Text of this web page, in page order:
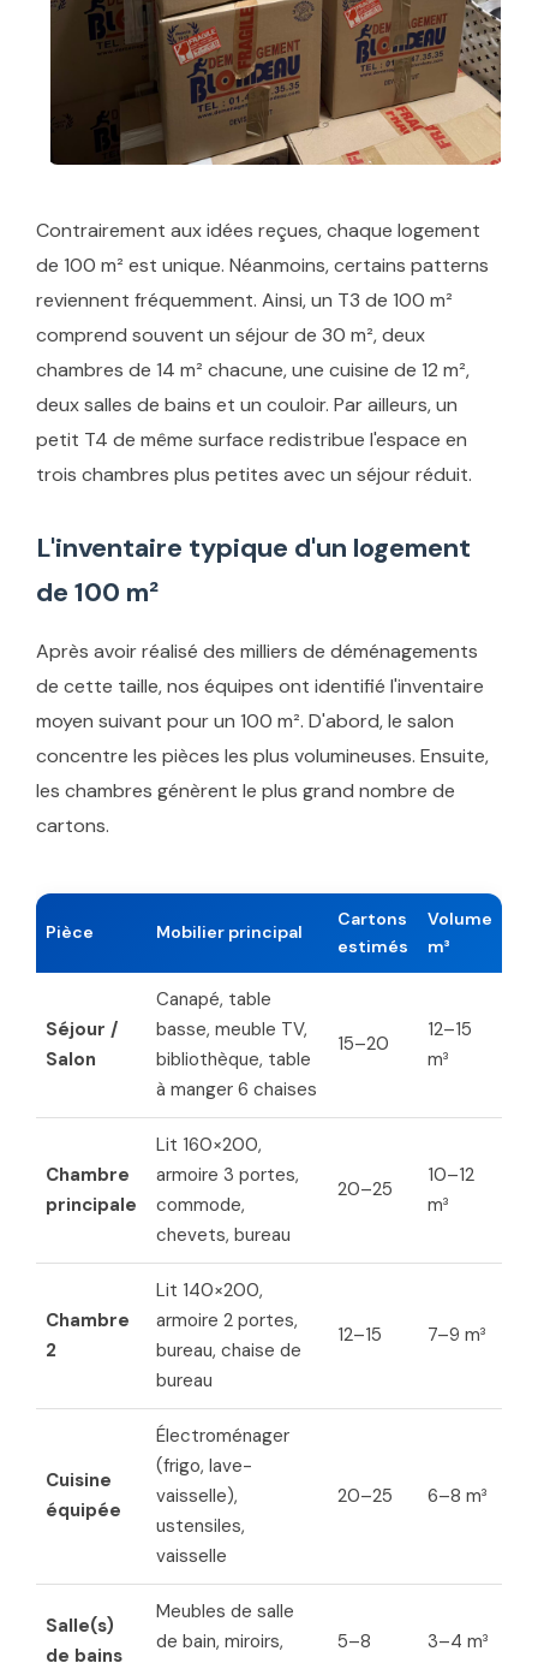
Contrairement aux idées reçues, chaque logement
de 100 m² est unique. Néanmoins, certains patterns
reviennent fréquemment. Ainsi, un T3 de 100 m²
comprend souvent un séjour de 30 m², deux
chambres de 14 m² chacune, une cuisine de 12 m²,
deux salles de bains et un couloir. Par ailleurs, un
petit T4 de même surface redistribue l'espace en
trois chambres plus petites avec un séjour réduit.
L'inventaire typique d'un logement
de 100 m²
Après avoir réalisé des milliers de déménagements
de cette taille, nos équipes ont identifié l'inventaire
moyen suivant pour un 100 m². D'abord, le salon
concentre les pièces les plus volumineuses. Ensuite,
les chambres génèrent le plus grand nombre de
cartons.
Pièce Mobilier principal
Cartons
estimés
Volume
m³
Séjour /
Salon
Canapé, table
basse, meuble TV,
bibliothèque, table
à manger 6 chaises
15–20
12–15
m³
Chambre
principale
Lit 160×200,
armoire 3 portes,
commode,
chevets, bureau
20–25
10–12
m³
Chambre
2
Lit 140×200,
armoire 2 portes,
bureau, chaise de
bureau
12–15 7–9 m³
Cuisine
équipée
Électroménager
(frigo, lave-
vaisselle),
ustensiles,
vaisselle
20–25 6–8 m³
Salle(s)
de bains
Meubles de salle
de bain, miroirs,
5–8 3–4 m³